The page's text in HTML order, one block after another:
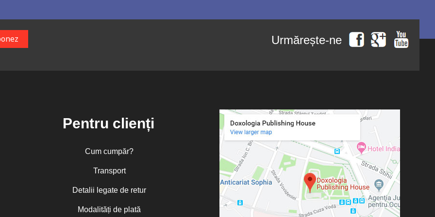
Urmărește-ne
Pentru clienți
Cum cumpăr?
Transport
Detalii legate de retur
Modalități de plată